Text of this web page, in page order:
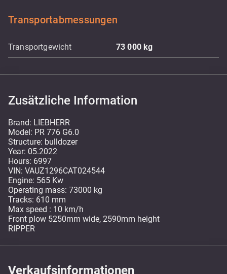
Transportabmessungen
Transportgewicht 73 000kg
Zusätzliche Information
Brand: LIEBHERR
Model: PR 776 G6.0
Structure: bulldozer
Year: 05.2022
Hours: 6997
VIN: VAUZ1296CAT024544
Engine: 565 Kw
Operating mass: 73000 kg
Tracks: 610 mm
Max speed : 10 km/h
Front plow 5250mm wide, 2590mm height
RIPPER
Verkaufsinformationen